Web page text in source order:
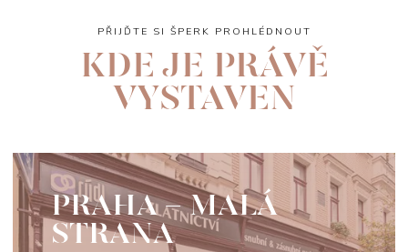
PŘIJĎTE SI ŠPERK PROHLÉDNOUT
KDE JE PRÁVĚ
VYSTAVEN
PRAHA - MALÁ
STRANA